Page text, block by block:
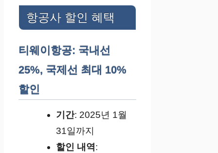
항공사 할인 혜택
티웨이항공: 국내선
25%, 국제선 최대 10%
할인
기간: 2025년 1월
31일까지
할인 내역 :